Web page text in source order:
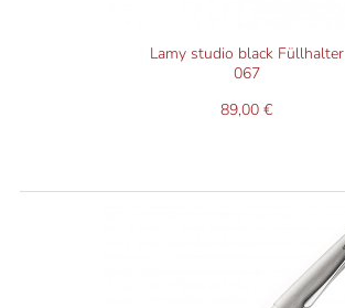
Lamy studio black Füllhalter
067
89,00 €